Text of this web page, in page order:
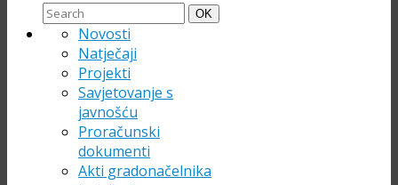
Search
for:
Search
OK
Novosti
Natječaji
Projekti
Savjetovanje s
javnošću
Proračunski
dokumenti
Akti gradonačelnika